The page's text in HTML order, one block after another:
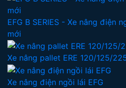
EFG B SERIES - Xe nâng điện
mới
Xe nâng pallet ERE 120/125/
Xe nâng điện ngồi lái EFG